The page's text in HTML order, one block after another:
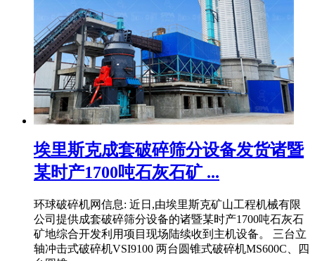
埃里斯克成套破碎筛分设备发货诸暨
某时产1700吨石灰石矿 ...
环球破碎机网信息: 近日,由埃里斯克矿山工程机械有限
公司提供成套破碎筛分设备的诸暨某时产1700吨石灰石
矿地综合开发利用项目现场陆续收到主机设备。 三台立
轴冲击式破碎机VSI9100 两台圆锥式破碎机MS600C、四